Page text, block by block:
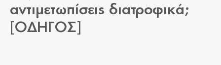
αντιμετωπίσεις διατροφικά;
[ΟΔΗΓΟΣ]